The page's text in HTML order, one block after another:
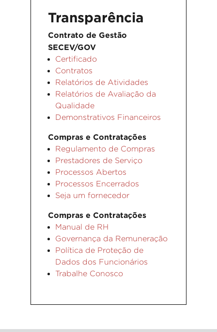
Transparência
Contrato de Gestão
SECEV/GOV
Certificado
Contratos
Relatórios de Atividades
Relatórios de Avaliação da
Qualidade
Demonstrativos Financeiros
Compras e Contratações
Regulamento de Compras
Prestadores de Serviço
Processos Abertos
Processos Encerrados
Seja um fornecedor
Compras e Contratações
Manual de RH
Governança da Remuneração
Política de Proteção de
Dados dos Funcionários
Trabalhe Conosco